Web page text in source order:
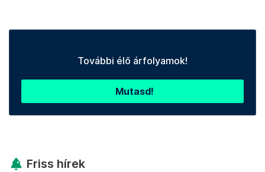
További élő árfolyamok!
Mutasd!
Friss hírek